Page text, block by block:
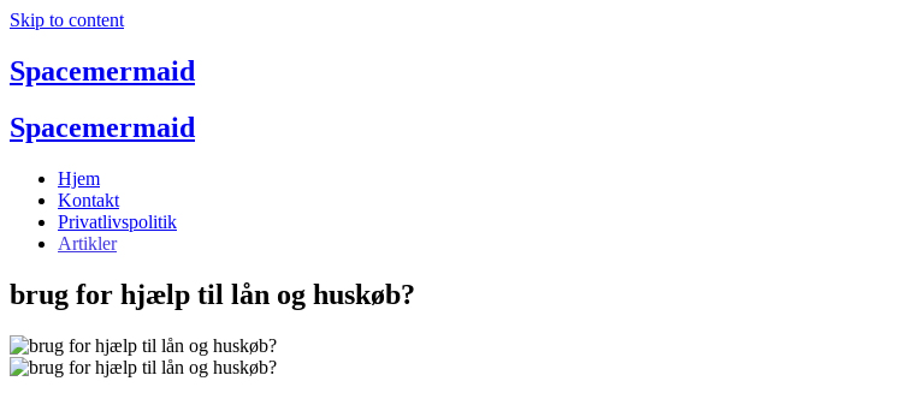
Skip to content
Spacemermaid
Spacemermaid
Hjem
Kontakt
Privatlivspolitik
Artikler
brug for hjælp til lån og huskøb?